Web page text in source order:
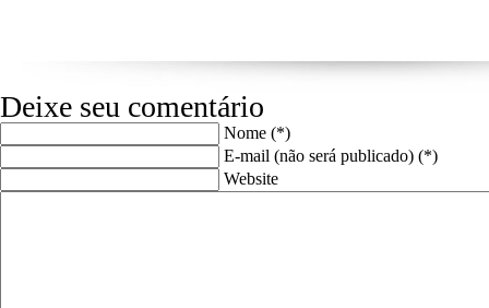
Deixe seu comentário
Nome (*)
E-mail (não será publicado) (*)
Website